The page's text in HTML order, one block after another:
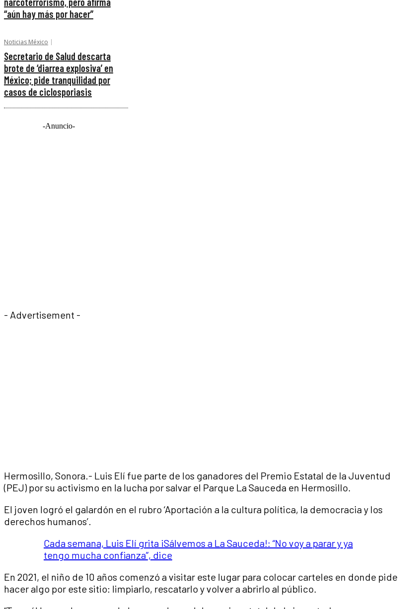
“aún hay más por hacer”
Noticias México
Secretario de Salud descarta
brote de ‘diarrea explosiva’ en
México; pide tranquilidad por
casos de ciclosporiasis
-Anuncio-
- Advertisement -
Hermosillo, Sonora.- Luis Elí fue parte de los ganadores del Premio Estatal de la Juventud
(PEJ) por su activismo en la lucha por salvar el Parque La Sauceda en Hermosillo.
El joven logró el galardón en el rubro ‘Aportación a la cultura política, la democracia y los
derechos humanos’.
Cada semana, Luis Elí grita ¡Sálvemos a La Sauceda!: “No voy a parar y ya
tengo mucha confianza”, dice
En 2021, el niño de 10 años comenzó a visitar este lugar para colocar carteles en donde pide
hacer algo por este sitio: limpiarlo, rescatarlo y volver a abrirlo al público.